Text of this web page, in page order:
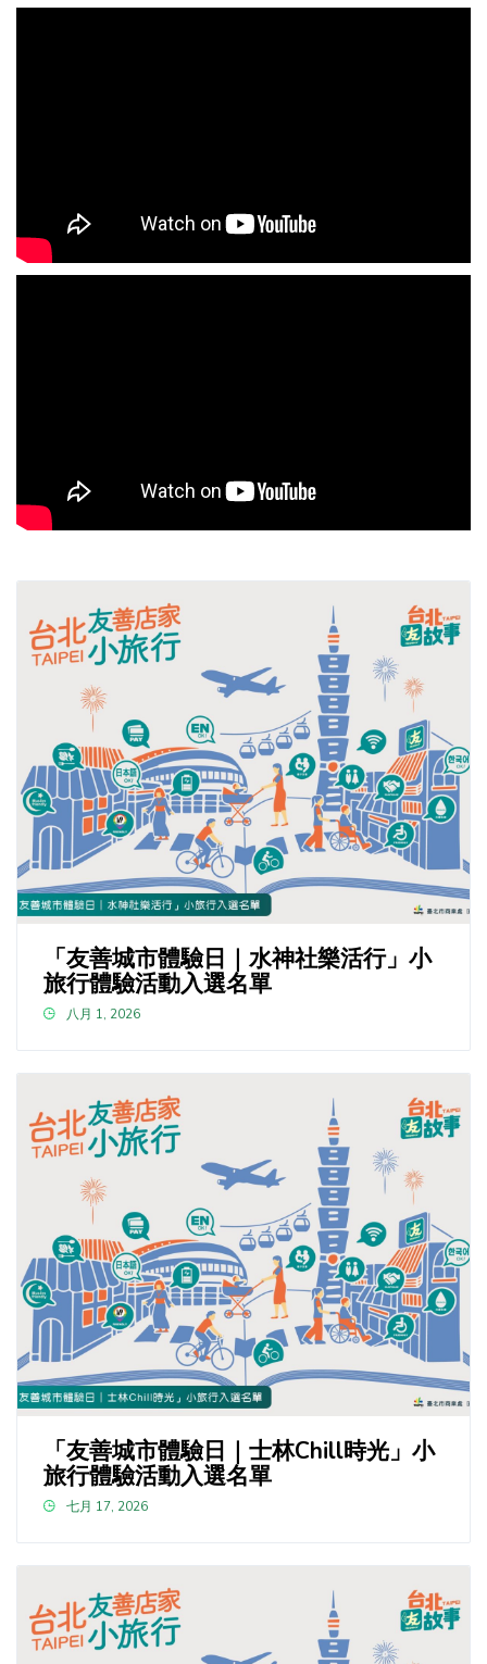
「友善城市體驗日｜水神社樂活行」小
旅行體驗活動入選名單
八月 1, 2026
「友善城市體驗日｜士林Chill時光」小
旅行體驗活動入選名單
七月 17, 2026